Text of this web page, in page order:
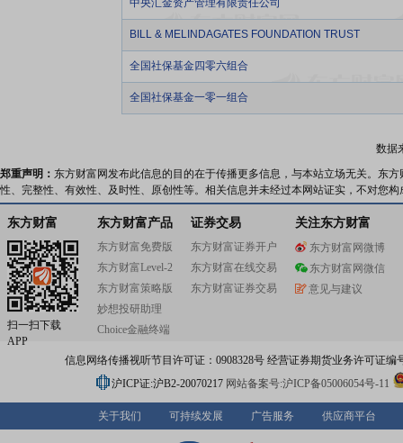
中央汇金资产管理有限责任公司
BILL & MELINDAGATES FOUNDATION TRUST
全国社保基金四零六组合
全国社保基金一零一组合
数据
郑重声明： 东方财富网发布此信息的目的在于传播更多信息，与本站立场无关。东
性、完整性、有效性、及时性、原创性等。相关信息并未经过本网站证实，不对您
东方财富
扫一扫下载
APP
东方财富产品
东方财富免费版
东方财富Level-2
东方财富策略版
妙想投研助理
Choice金融终端
证券交易
东方财富证券开户
东方财富在线交易
东方财富证券交易
关注东方财富
东方财富网微博
东方财富网微信
意见与建议
信息网络传播视听节目许可证：0908328号 经营证券期货业务许可证编
沪ICP证:沪B2-20070217 网站备案号:沪ICP备05006054号-11
关于我们 可持续发展 广告服务 供应商平台